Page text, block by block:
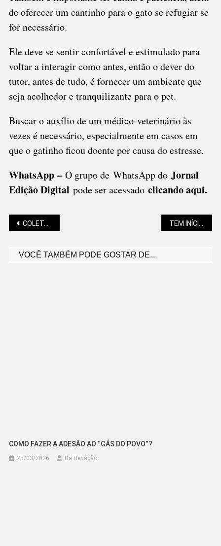
de oferecer um cantinho para o gato se refugiar se
for necessário.
Ele deve se sentir confortável e estimulado para
voltar a interagir como antes, então o dever do
tutor, antes de tudo, é fornecer um ambiente que
seja acolhedor e tranquilizante para o pet.
Buscar o auxílio de um médico-veterinário às
vezes é necessário, especialmente em casos em
que o gatinho ficou doente por causa do estresse.
WhatsApp – O grupo de WhatsApp doJornal
Edição Digital pode ser acessado clicando aqui.
Navegação
COLETA SELETIVA EM SÃO BENTO COM NOVO MODELO
VOCÊ TAMBÉM PODE GOSTAR DE...
COMO FAZER A ADESÃO AO “GÁS DO POVO”?
25/03/2026 Da Redação